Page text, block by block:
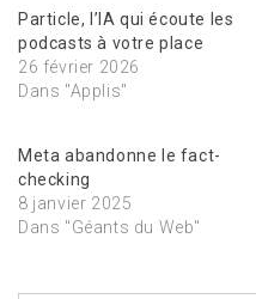
Particle, l’IA qui écoute les
podcasts à votre place
26 février 2026
Dans "Applis"
Meta abandonne le fact-
checking
8 janvier 2025
Dans "Géants du Web"